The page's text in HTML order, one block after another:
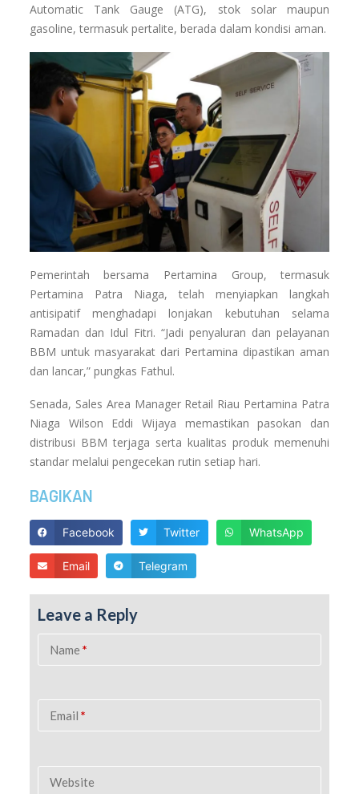
Automatic Tank Gauge (ATG), stok solar maupun
gasoline, termasuk pertalite, berada dalam kondisi aman.
Pemerintah bersama Pertamina Group, termasuk
Pertamina Patra Niaga, telah menyiapkan langkah
antisipatif menghadapi lonjakan kebutuhan selama
Ramadan dan Idul Fitri. “Jadi penyaluran dan pelayanan
BBM untuk masyarakat dari Pertamina dipastikan aman
dan lancar,” pungkas Fathul.
Senada, Sales Area Manager Retail Riau Pertamina Patra
Niaga Wilson Eddi Wijaya memastikan pasokan dan
distribusi BBM terjaga serta kualitas produk memenuhi
standar melalui pengecekan rutin setiap hari.
BAGIKAN
Facebook Twitter WhatsApp
Email Telegram
Leave a Reply
Name *
Email *
Website